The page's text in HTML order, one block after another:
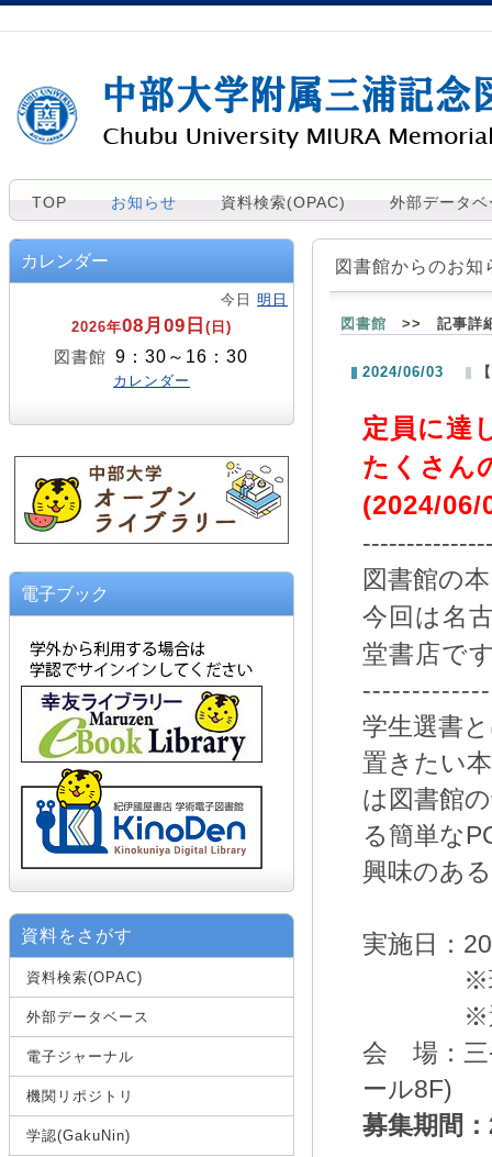
TOP お知らせ 資料検索(OPAC) 外部データベ
カレンダー
今日 明日
2026年08月09日 (日)
図書館 9：30～16：30
カレンダー
電子ブック
資料をさがす
資料検索(OPAC)
外部データベース
電子ジャーナル
機関リポジトリ
学認(GakuNin)
図書館からのお知
図書館 >> 記事詳
2024/06/03
定員に達
たくさん
(2024/06/
図書館の
今回は名
堂書店で
学生選書
置きたい
は図書館
る簡単な
興味のあ
実施日：
※現地
※選書
会 場：三
ール8F)
募集期間